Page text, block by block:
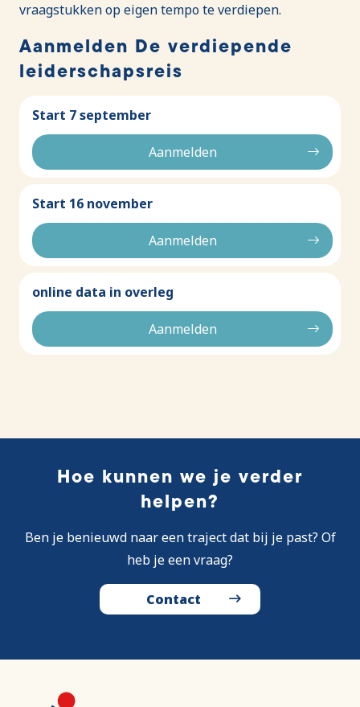
vraagstukken op eigen tempo te verdiepen.
Aanmelden De verdiepende
leiderschapsreis
Start 7 september
Aanmelden
Start 16 november
Aanmelden
online data in overleg
Aanmelden
Hoe kunnen we je verder
helpen?
Ben je benieuwd naar een traject dat bij je past? Of
heb je een vraag?
Contact